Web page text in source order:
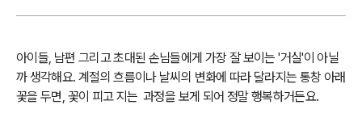
아이들, 남편 그리고 초대된 손님들에게 가장 잘 보이는 '거실'이 아닐
까 생각해요. 계절의 흐름이나 날씨의 변화에 따라 달라지는 통창 아래
꽃을 두면, 꽃이 피고 지는 과정을 보게 되어 정말 행복하거든요.